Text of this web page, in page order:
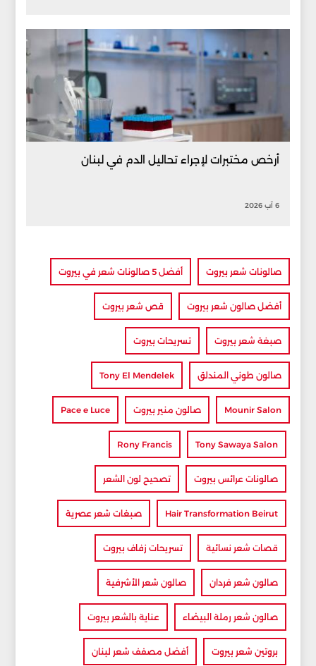
أرخص مختبرات لإجراء تحاليل الدم في لبنان
6 آب 2026
صالونات شعر بيروت أفضل 5 صالونات شعر في بيروت
أفضل صالون شعر بيروت قص شعر بيروت
صبغة شعر بيروت تسريحات بيروت
صالون طوني المندلق Tony El Mendelek
Mounir Salon صالون منير بيروت Pace e Luce
Tony Sawaya Salon
Rony Francis
صالونات عرائس بيروت تصحيح لون الشعر
Hair Transformation Beirut صبغات شعر عصرية
قصات شعر نسائية تسريحات زفاف بيروت
صالون شعر فردان صالون شعر الأشرفية
صالون شعر رملة البيضاء عناية بالشعر بيروت
بروتين شعر بيروت أفضل مصفف شعر لبنان